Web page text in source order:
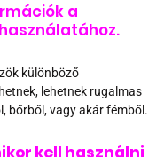
a
különböző
lehetnek rugalmas
bőrből, vagy akár fémből.
kell használni